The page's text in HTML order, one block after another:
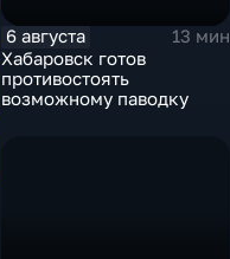
6 августа
13 мин
Хабаровск готов
противостоять
возможному паводку